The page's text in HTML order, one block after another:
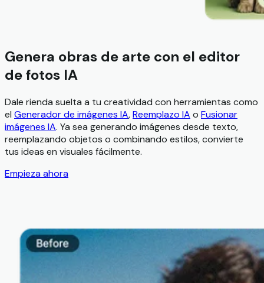
Genera obras de arte con el editor
de fotos IA
Dale rienda suelta a tu creatividad con herramientas como
el Generador de imágenes IA,Reemplazo IA o Fusionar
imágenes IA. Ya sea generando imágenes desde texto,
reemplazando objetos o combinando estilos, convierte
tus ideas en visuales fácilmente.
Empieza ahora